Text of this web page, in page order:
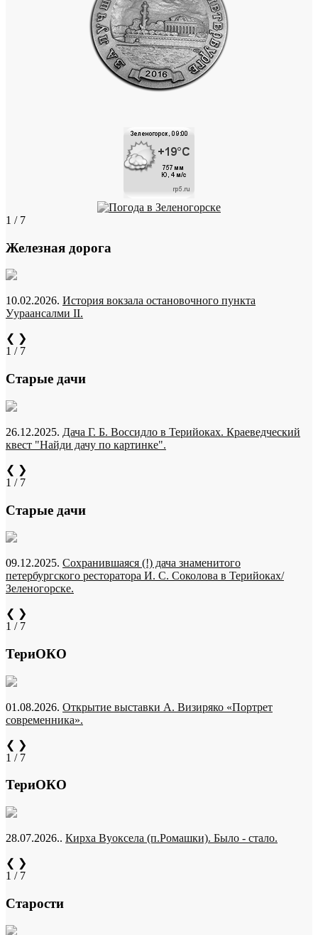
1 / 7
Железная дорога
10.02.2026. История вокзала остановочного пункта
Уураансалми II.
❮ ❯
1 / 7
Старые дачи
26.12.2025. Дача Г. Б. Воссидло в Терийоках. Краеведческий
квест "Найди дачу по картинке".
❮ ❯
1 / 7
Старые дачи
09.12.2025. Сохранившаяся (!) дача знаменитого
петербургского ресторатора И. С. Соколова в Терийоках/
Зеленогорске.
❮ ❯
1 / 7
ТериОКО
01.08.2026. Открытие выставки А. Визиряко «Портрет
современника».
❮ ❯
1 / 7
ТериОКО
28.07.2026.. Кирха Вуоксела (п.Ромашки). Было - стало.
❮ ❯
1 / 7
Старости